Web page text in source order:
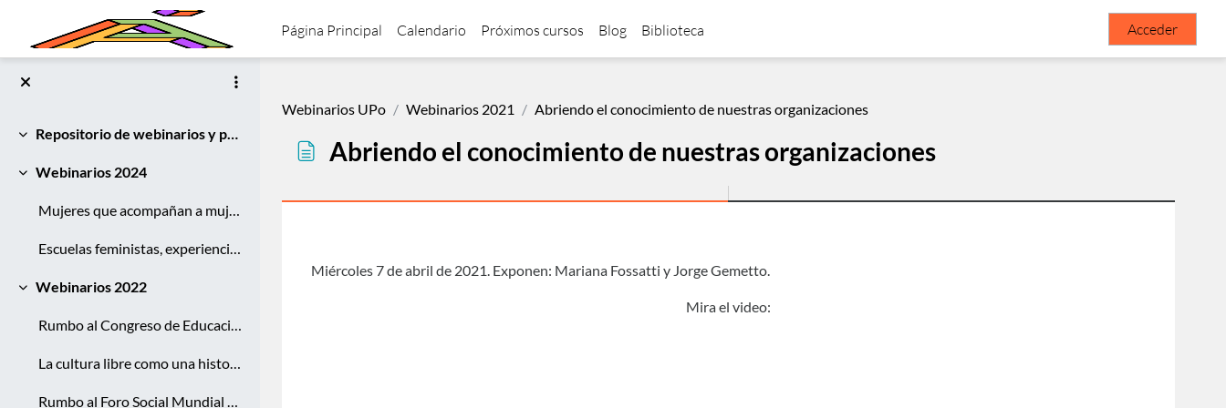
Salta al contenido principal
Página Principal Calendario Próximos cursos Blog Biblioteca Acceder
Colapsar
Repositorio de webinarios y podcasts de la Universidad Popular
Colapsar
Webinarios 2024
Mujeres que acompañan a mujeres en autocuidados digitales
Escuelas feministas, experiencias educativas emancipatorias y tecnologías libres para la defensa de derechos
Colapsar
Webinarios 2022
Rumbo al Congreso de Educación Popular y Tecnologías Libres
La cultura libre como una historia de la resistencia antipropiedad
Rumbo al Foro Social Mundial México 2022
Webinarios UPo Webinarios 2021 Abriendo el conocimiento de nuestras organizaciones
Abriendo el conocimiento de nuestras organizaciones
Miércoles 7 de abril de 2021. Exponen: Mariana Fossatti y Jorge Gemetto.
Mira el video: